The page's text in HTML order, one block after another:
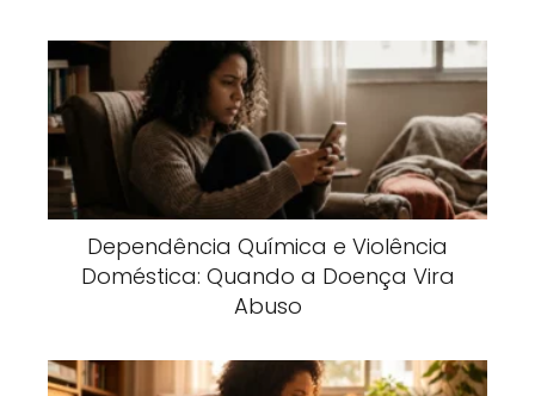
Dependência Química e Violência
Doméstica: Quando a Doença Vira
Abuso